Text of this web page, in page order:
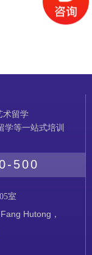
术留学
学等一站式培训
500
室
Hutong，